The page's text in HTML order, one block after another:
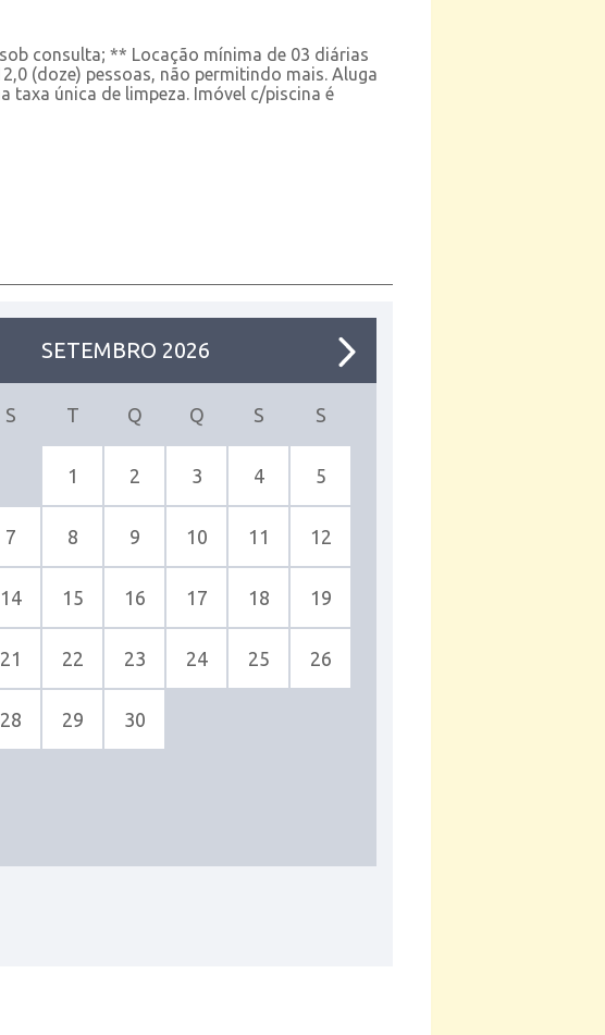
consulta; ** Locação mínima de 03 diárias
(doze) pessoas, não permitindo mais. Aluga
taxa única de limpeza. Imóvel c/piscina é
SETEMBRO 2026
S T Q Q S S
1 2 3 4 5
7 8 9 10 11 12
14 15 16 17 18 19
21 22 23 24 25 26
28 29 30